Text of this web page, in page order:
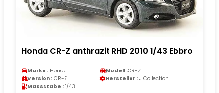
Honda CR-Z anthrazit RHD 2010 1/43 Ebbro
Marke : Honda Modell :CR-Z
Version : CR-Z Hersteller : J Collection
Massstabe : 1/43